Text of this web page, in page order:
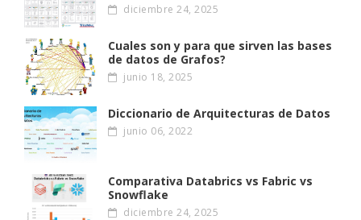
diciembre 24, 2025
Cuales son y para que sirven las bases
de datos de Grafos?
junio 18, 2025
Diccionario de Arquitecturas de Datos
junio 06, 2022
Comparativa Databrics vs Fabric vs
Snowflake
diciembre 24, 2025